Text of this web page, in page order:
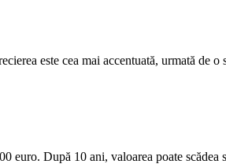
este cea mai accentuată, urmată de o
euro. După 10 ani, valoarea poate scădea